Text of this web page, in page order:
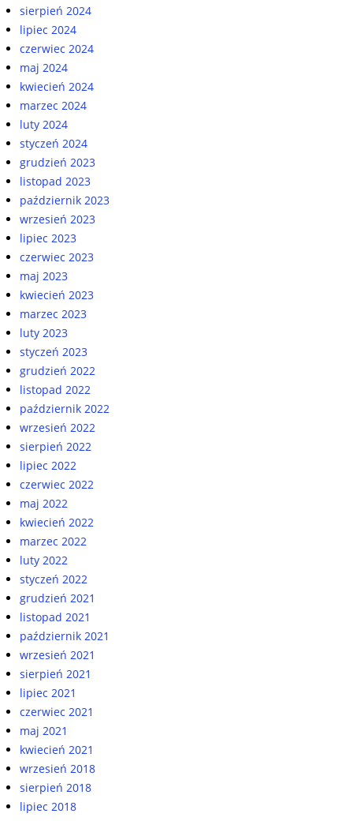
sierpień 2024
lipiec 2024
czerwiec 2024
maj 2024
kwiecień 2024
marzec 2024
luty 2024
styczeń 2024
grudzień 2023
listopad 2023
październik 2023
wrzesień 2023
lipiec 2023
czerwiec 2023
maj 2023
kwiecień 2023
marzec 2023
luty 2023
styczeń 2023
grudzień 2022
listopad 2022
październik 2022
wrzesień 2022
sierpień 2022
lipiec 2022
czerwiec 2022
maj 2022
kwiecień 2022
marzec 2022
luty 2022
styczeń 2022
grudzień 2021
listopad 2021
październik 2021
wrzesień 2021
sierpień 2021
lipiec 2021
czerwiec 2021
maj 2021
kwiecień 2021
wrzesień 2018
sierpień 2018
lipiec 2018